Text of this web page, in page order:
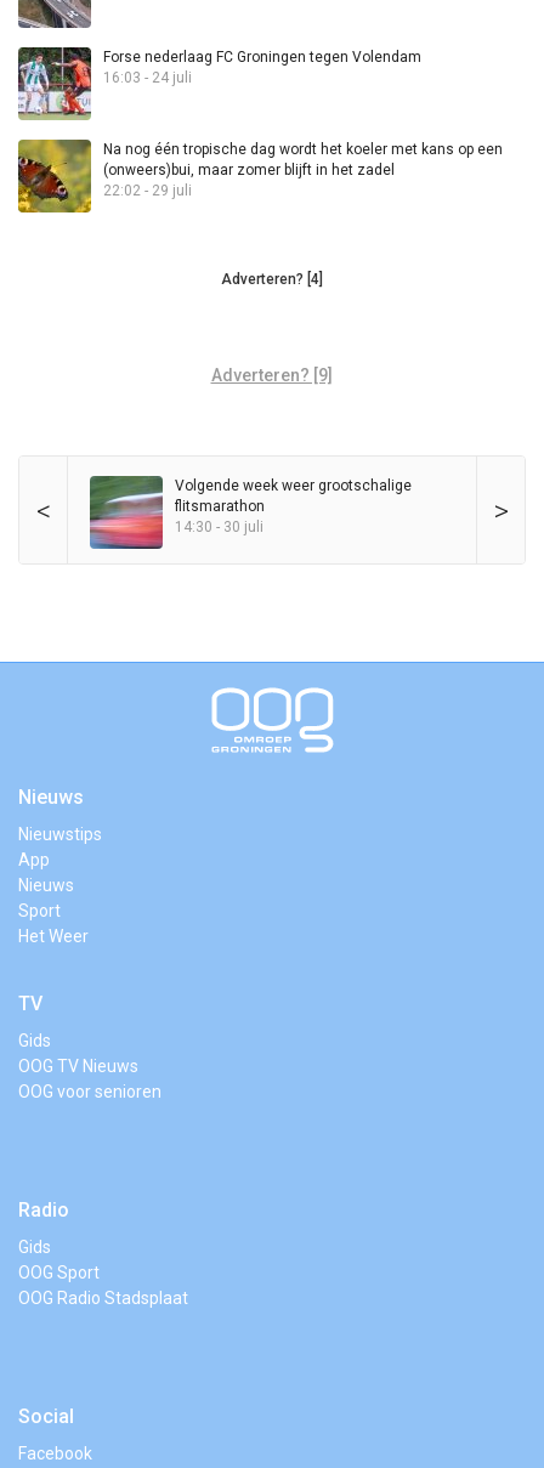
Forse nederlaag FC Groningen tegen Volendam
16:03 - 24 juli
Na nog één tropische dag wordt het koeler met kans op een
(onweers)bui, maar zomer blijft in het zadel
22:02 - 29 juli
Adverteren? [4]
Adverteren? [9]
< >
Volgende week weer grootschalige
flitsmarathon
14:30 - 30 juli
Nieuws
Nieuwstips
App
Nieuws
Sport
Het Weer
TV
Gids
OOG TV Nieuws
OOG voor senioren
Radio
Gids
OOG Sport
OOG Radio Stadsplaat
Social
Facebook